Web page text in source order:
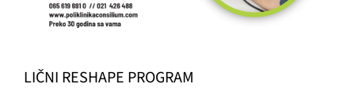
LIČNI RESHAPE PROGRAM